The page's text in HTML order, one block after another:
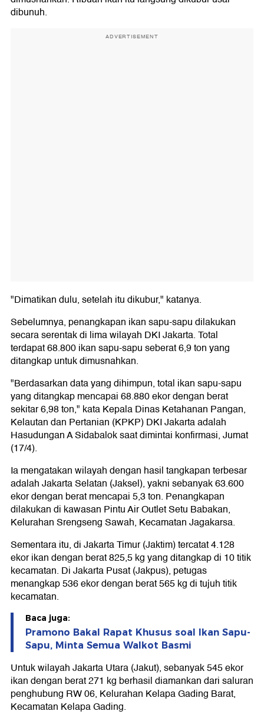
dibunuh.
ADVERTISEMENT
"Dimatikan dulu, setelah itu dikubur," katanya.
Sebelumnya, penangkapan ikan sapu-sapu dilakukan
secara serentak di lima wilayah DKI Jakarta. Total
terdapat 68.800 ikan sapu-sapu seberat 6,9 ton yang
ditangkap untuk dimusnahkan.
"Berdasarkan data yang dihimpun, total ikan sapu-sapu
yang ditangkap mencapai 68.880 ekor dengan berat
sekitar 6,98 ton," kata Kepala Dinas Ketahanan Pangan,
Kelautan dan Pertanian (KPKP) DKI Jakarta adalah
Hasudungan A Sidabalok saat dimintai konfirmasi, Jumat
(17/4).
Ia mengatakan wilayah dengan hasil tangkapan terbesar
adalah Jakarta Selatan (Jaksel), yakni sebanyak 63.600
ekor dengan berat mencapai 5,3 ton. Penangkapan
dilakukan di kawasan Pintu Air Outlet Setu Babakan,
Kelurahan Srengseng Sawah, Kecamatan Jagakarsa.
Sementara itu, di Jakarta Timur (Jaktim) tercatat 4.128
ekor ikan dengan berat 825,5 kg yang ditangkap di 10 titik
kecamatan. Di Jakarta Pusat (Jakpus), petugas
menangkap 536 ekor dengan berat 565 kg di tujuh titik
kecamatan.
Baca juga:
Pramono Bakal Rapat Khusus soal Ikan Sapu-
Sapu, Minta Semua Walkot Basmi
Untuk wilayah Jakarta Utara (Jakut), sebanyak 545 ekor
ikan dengan berat 271 kg berhasil diamankan dari saluran
penghubung RW 06, Kelurahan Kelapa Gading Barat,
Kecamatan Kelapa Gading.